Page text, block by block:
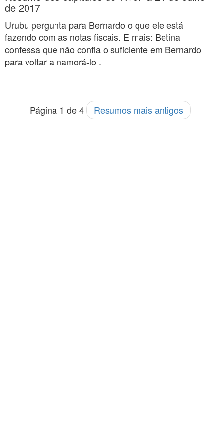
de 2017
Urubu pergunta para Bernardo o que ele está
fazendo com as notas fiscais. E mais: Betina
confessa que não confia o suficiente em Bernardo
para voltar a namorá-lo .
Página 1 de 4 Resumos mais antigos